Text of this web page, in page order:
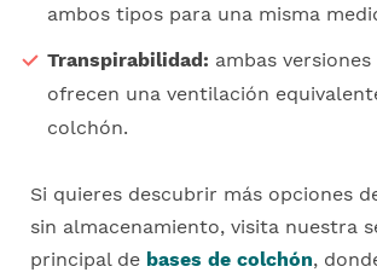
ambos tipos para una misma
Transpirabilidad: ambas
ofrecen una ventilación
colchón.
Si quieres descubrir más opciones
sin almacenamiento, visita nuestra
principal de bases de colchón,